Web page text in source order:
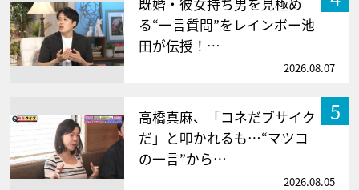
既婚・彼女持ち男を見極め
る“一言質問”をレインボー池
田が伝授！…
2026.08.07
5
高橋真麻、「コネだブサイク
だ」と叩かれるも…“マツコ
の一言”から…
2026.08.05